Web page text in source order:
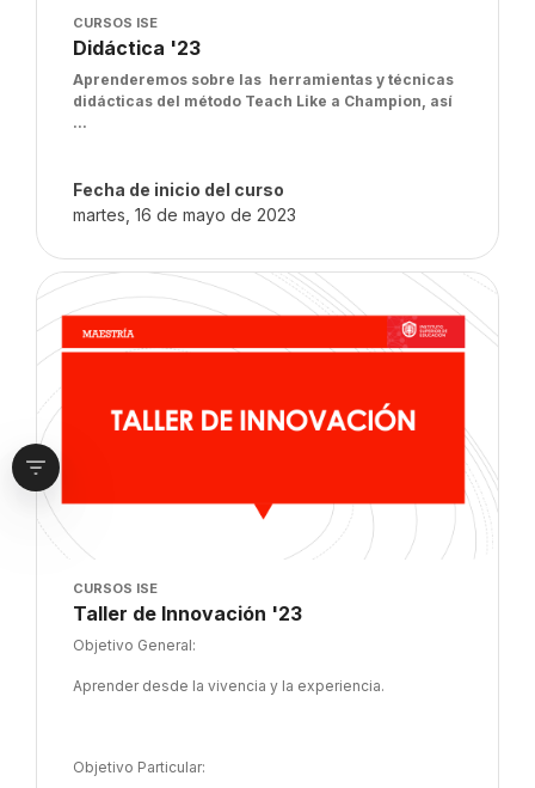
Abrir cajón del bloque
Imagen del curso
CURSOS ISE
Nombre del curso
Didáctica '23
Texto del resumen del curso:
Aprenderemos sobre las herramientas y técnicas
didácticas del método Teach Like a Champion, así
...
Fecha de inicio del curso
martes, 16 de mayo de 2023
Imagen del curso" Taller de Innovación '23
Imagen del curso
CURSOS ISE
Nombre del curso
Taller de Innovación '23
Texto del resumen del curso:
Objetivo General:
Aprender desde la vivencia y la experiencia.
Objetivo Particular: